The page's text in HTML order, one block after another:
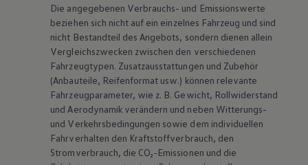
Die angegebenen Verbrauchs- und Emissionswerte
beziehen sich nicht auf ein einzelnes Fahrzeug und sind
nicht Bestandteil des Angebots, sondern dienen allein
Vergleichszwecken zwischen den verschiedenen
Fahrzeugtypen. Zusatzausstattungen und Zubehör
(Anbauteile, Reifenformat usw.) können relevante
Fahrzeugparameter, wie z. B. Gewicht, Rollwiderstand
und Aerodynamik verändern und neben Witterungs-
und Verkehrsbedingungen sowie dem individuellen
Fahrverhalten den Kraftstoffverbrauch, den
Stromverbrauch, die CO₂-Emissionen und die